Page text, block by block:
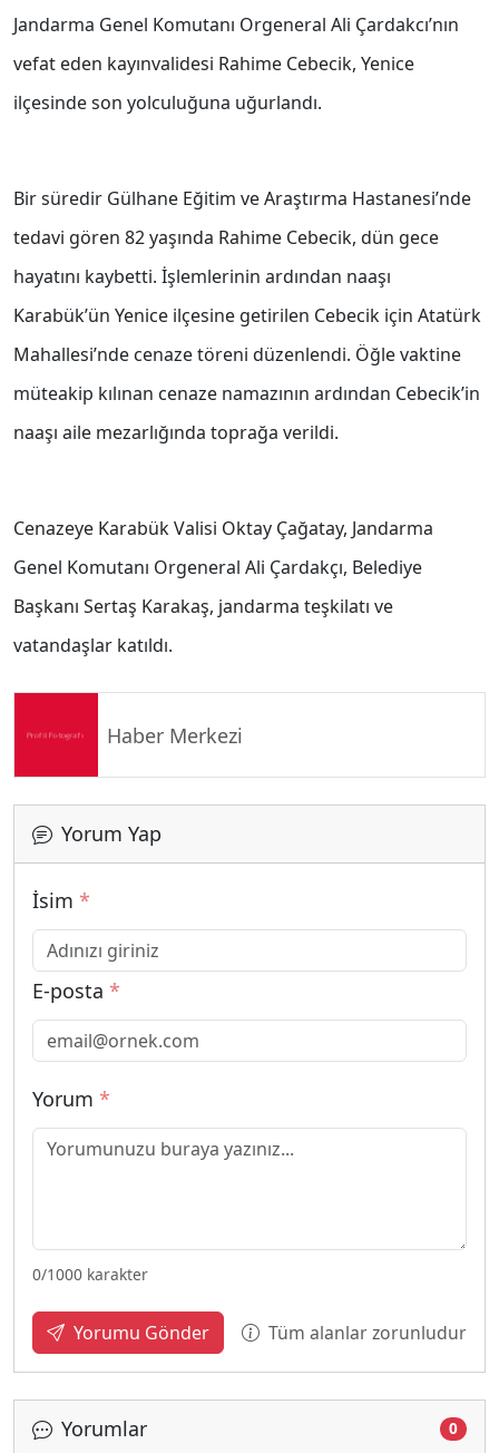
Jandarma Genel Komutanı Orgeneral Ali Çardakcı’nın
vefat eden kayınvalidesi Rahime Cebecik, Yenice
ilçesinde son yolculuğuna uğurlandı.
Bir süredir Gülhane Eğitim ve Araştırma Hastanesi’nde
tedavi gören 82 yaşında Rahime Cebecik, dün gece
hayatını kaybetti. İşlemlerinin ardından naaşı
Karabük’ün Yenice ilçesine getirilen Cebecik için Atatürk
Mahallesi’nde cenaze töreni düzenlendi. Öğle vaktine
müteakip kılınan cenaze namazının ardından Cebecik’in
naaşı aile mezarlığında toprağa verildi.
Cenazeye Karabük Valisi Oktay Çağatay, Jandarma
Genel Komutanı Orgeneral Ali Çardakçı, Belediye
Başkanı Sertaş Karakaş, jandarma teşkilatı ve
vatandaşlar katıldı.
Haber Merkezi
Yorum Yap
İsim *
E-posta *
Yorum *
0/1000 karakter
Yorumu Gönder Tüm alanlar zorunludur
Yorumlar 0